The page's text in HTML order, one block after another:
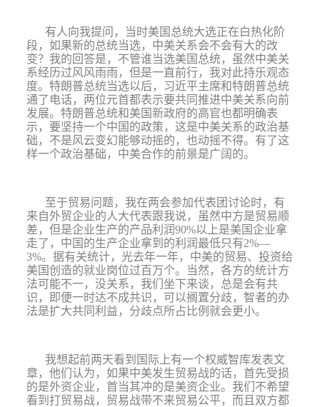
有人向我提问，当时美国总统大选正在白热化阶
段，如果新的总统当选，中美关系会不会有大的改
变？我的回答是，不管谁当选美国总统，虽然中美关
系经历过风风雨雨，但是一直前行，我对此持乐观态
度。特朗普总统当选以后，习近平主席和特朗普总统
通了电话，两位元首都表示要共同推进中美关系向前
发展。特朗普总统和美国新政府的高官也都明确表
示，要坚持一个中国的政策，这是中美关系的政治基
础 ，不是风云变幻能够动摇的，也动摇不得。有了这
样一个政治基础，中美合作的前景是广阔的。
至于贸易问题，我在两会参加代表团讨论时，有
来自外贸企业的人大代表跟我说，虽然中方是贸易顺
差，但是企业生产的产品利润90%以上是美国企业拿
走了，中国的生产企业拿到的利润最低只有2%—
3%。据有关统计， 光去年一年，中美的贸易、投资给
美国创造的就业岗位过百万个。
当然，各方的统计方
法可能不一，没关系，我们坐下来谈，总是会有共
识，即便一时达不成共识，可以搁置分歧， 智者的办
法是扩大共同利益，分歧点所占比例就会更小。
我想起前两天看到国际上有一个权威智库发表文
章，他们认为，如果中美发生贸易战的话，首先受损
的是外资企业，首当其冲的是美资企业。 我们不希望
看到打贸易战，贸易战带不来贸易公平，而且双方都